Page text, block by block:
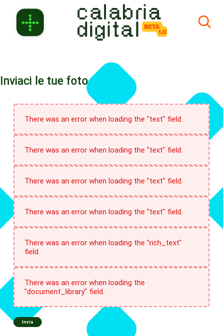
Inviaci le tue foto
There was an error when loading the "text" field.
There was an error when loading the "text" field.
There was an error when loading the "text" field.
There was an error when loading the "text" field.
There was an error when loading the "rich_text"
field.
There was an error when loading the
"document_library" field.
Invia